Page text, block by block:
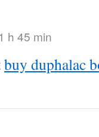
h 45 min
buy duphalac